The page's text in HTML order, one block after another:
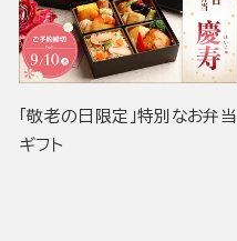
「敬老の日限定」特別なお弁当
ギフト